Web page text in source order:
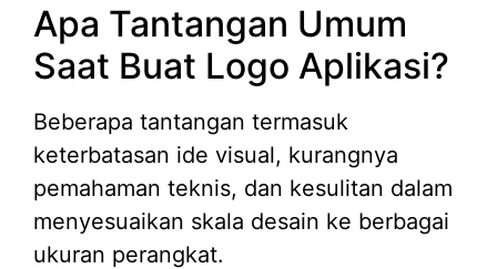
Apa Tantangan Umum
Saat Buat Logo Aplikasi?
Beberapa tantangan termasuk
keterbatasan ide visual, kurangnya
pemahaman teknis, dan kesulitan dalam
menyesuaikan skala desain ke berbagai
ukuran perangkat.